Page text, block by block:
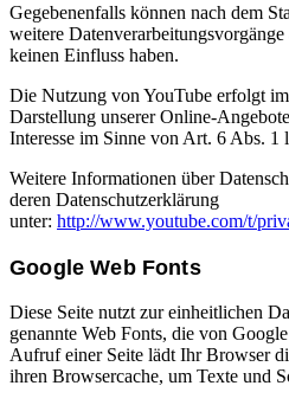
Gegebenenfalls können nach dem
weitere
keinen Einfluss haben.
Die Nutzung von YouTube erfolgt im
Darstellung unserer Online-
Interesse im Sinne von Art. 6 Abs.
Weitere Informationen über
deren Datenschutzerklärung
unter: http://www.youtube.com/t/
Google Web Fonts
Diese Seite nutzt zur einheitlichen
genannte Web Fonts, die von
Aufruf einer Seite lädt Ihr Browser
ihren Browsercache, um Texte und